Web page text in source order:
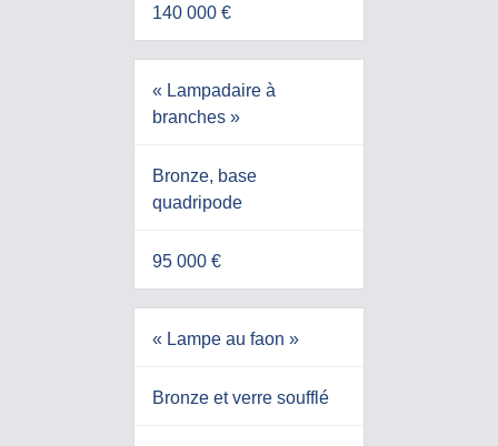
140 000 €
« Lampadaire à
branches »
Bronze, base
quadripode
95 000 €
« Lampe au faon »
Bronze et verre soufflé